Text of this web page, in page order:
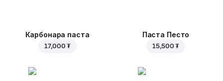
Карбонара паста
17,000 ₮
Паста Песто
15,500 ₮